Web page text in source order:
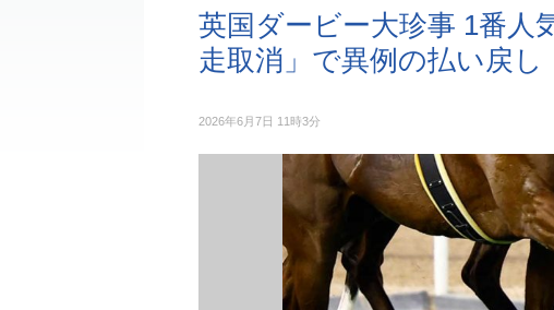
英国ダービー大珍事 1番人
走取消」で異例の払い戻し
2026年6月7日 11時3分